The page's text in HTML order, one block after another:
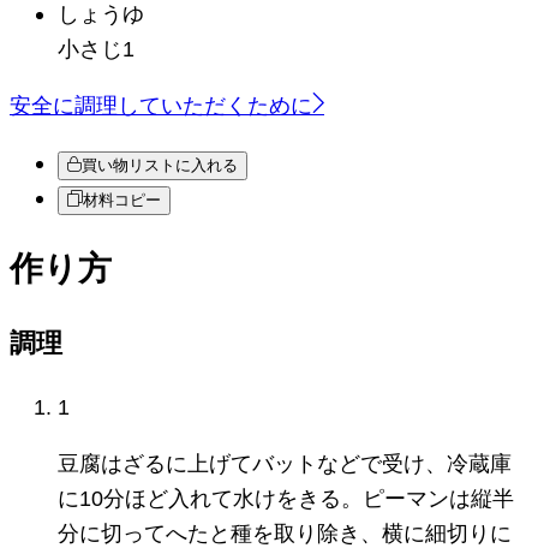
しょうゆ
小さじ1
安全に調理していただくために
買い物リストに入れる
材料コピー
作り方
調理
1
豆腐はざるに上げてバットなどで受け、冷蔵庫
に10分ほど入れて水けをきる。ピーマンは縦半
分に切ってへたと種を取り除き、横に細切りに